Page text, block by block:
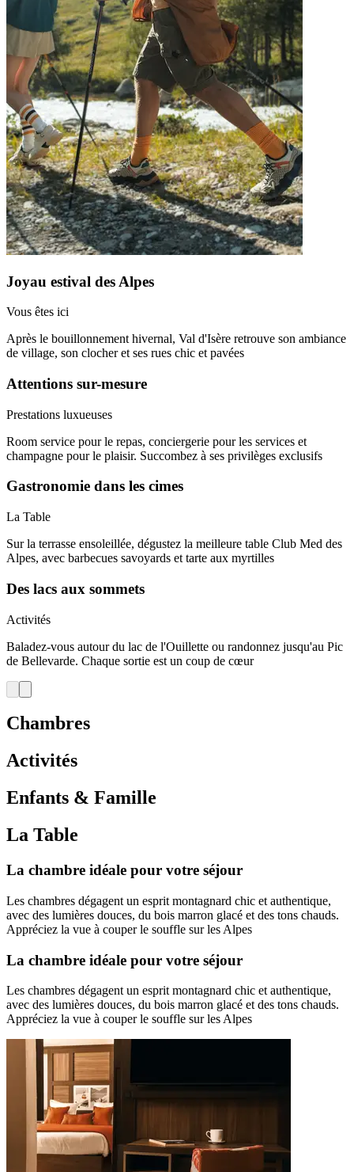
Joyau estival des Alpes
Vous êtes ici
Après le bouillonnement hivernal, Val d'Isère retrouve son ambiance
de village, son clocher et ses rues chic et pavées
Attentions sur-mesure
Prestations luxueuses
Room service pour le repas, conciergerie pour les services et
champagne pour le plaisir. Succombez à ses privilèges exclusifs
Gastronomie dans les cimes
La Table
Sur la terrasse ensoleillée, dégustez la meilleure table Club Med des
Alpes, avec barbecues savoyards et tarte aux myrtilles
Des lacs aux sommets
Activités
Baladez-vous autour du lac de l'Ouillette ou randonnez jusqu'au Pic
de Bellevarde. Chaque sortie est un coup de cœur
Chambres
Activités
Enfants & Famille
La Table
La chambre idéale pour votre séjour
Les chambres dégagent un esprit montagnard chic et authentique,
avec des lumières douces, du bois marron glacé et des tons chauds.
Appréciez la vue à couper le souffle sur les Alpes
La chambre idéale pour votre séjour
Les chambres dégagent un esprit montagnard chic et authentique,
avec des lumières douces, du bois marron glacé et des tons chauds.
Appréciez la vue à couper le souffle sur les Alpes